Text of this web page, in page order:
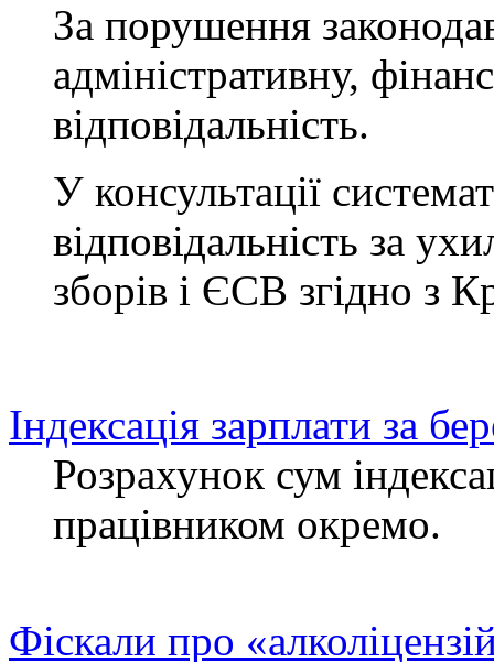
За порушення
адміністративну,
відповідальність.
У консультації
відповідальність за
зборів і ЄСВ згідно з
Індексація зарплати за
Розрахунок сум
працівником окремо.
Фіскали про